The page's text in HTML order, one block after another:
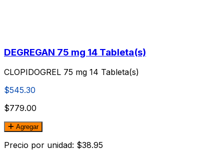
DEGREGAN 75 mg 14 Tableta(s)
CLOPIDOGREL 75 mg 14 Tableta(s)
$545.30
$779.00
Agregar
Precio por unidad: $38.95